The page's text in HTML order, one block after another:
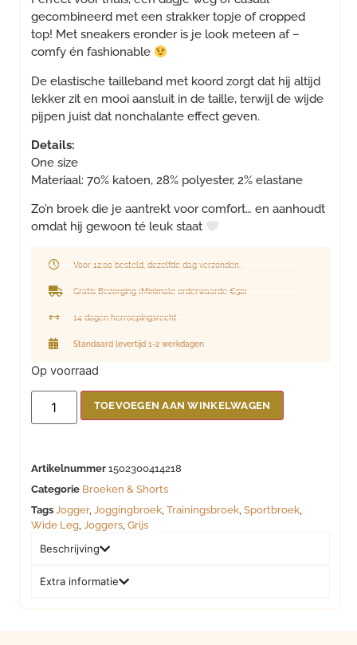
gecombineerd met een strakker topje of cropped
top! Met sneakers eronder is je look meteen af –
comfy én fashionable
De elastische tailleband met koord zorgt dat hij altijd
lekker zit en mooi aansluit in de taille, terwijl de wijde
pijpen juist dat nonchalante effect geven.
Details:
One size
Materiaal: 70% katoen, 28% polyester, 2% elastane
Zo’n broek die je aantrekt voor comfort… en aanhoudt
omdat hij gewoon té leuk staat
Voor 12:00 besteld, dezelfde dag verzonden.
Gratis Bezorging (Minimale orderwaarde €50)
14 dagen herroepingsrecht
Standaard levertijd 1-2 werkdagen
Op voorraad
TOEVOEGEN AAN WINKELWAGEN
Artikelnummer 1502300414218
Categorie Broeken & Shorts
Tags Jogger, Joggingbroek, Trainingsbroek, Sportbroek,
Wide Leg, Joggers, Grijs
Beschrijving
Extra informatie